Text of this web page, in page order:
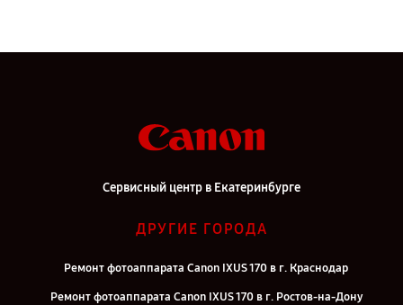
Сервисный центр в Екатеринбурге
ДРУГИЕ ГОРОДА
Ремонт фотоаппарата Canon IXUS 170 в г. Краснодар
Ремонт фотоаппарата Canon IXUS 170 в г. Ростов-на-Дону